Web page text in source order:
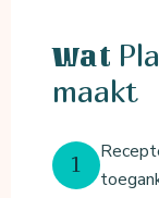
Wat
maakt
1